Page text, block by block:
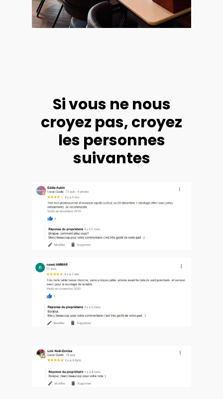
Si vous ne nous
croyez pas, croyez
les personnes
suivantes